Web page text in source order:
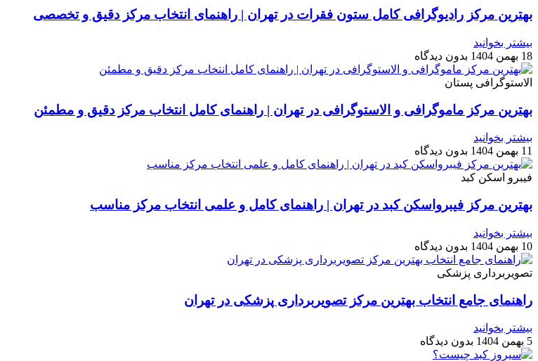
بهترین مرکز رادیوگرافی کامل ستون فقرات در تهران | راهنمای انتخاب مرکز دقیق و تخصصی
بیشتر بخوانید
18 بهمن 1404
بدون دیدگاه
الاستوگرافی پستان
بهترین مرکز ماموگرافی و الاستوگرافی در تهران | راهنمای کامل انتخاب مرکز دقیق و مطمئن
بیشتر بخوانید
11 بهمن 1404
بدون دیدگاه
فیبرو اسکن کبد
بهترین مرکز فیبرواسکن کبد در تهران | راهنمای کامل و علمی انتخاب مرکز مناسب
بیشتر بخوانید
10 بهمن 1404
بدون دیدگاه
تصویربرداری پزشکی
راهنمای جامع انتخاب بهترین مرکز تصویربرداری پزشکی در تهران
بیشتر بخوانید
5 بهمن 1404
بدون دیدگاه